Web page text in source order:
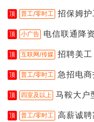
顶 普工/零时工 招保姆
顶 小广告 电信联通降
顶 互联网/传媒 招聘美工
顶 普工/零时工 急招电
顶 四室及以上 马鞍大户
顶 普工/零时工 高薪诚聘